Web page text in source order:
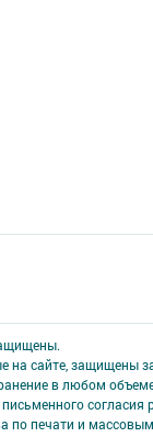
сайте, защищены
в любом
по печати и